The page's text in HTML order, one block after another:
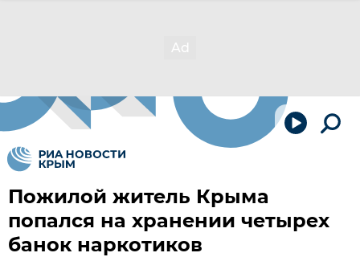
Пожилой житель Крыма
попался на хранении четырех
банок наркотиков